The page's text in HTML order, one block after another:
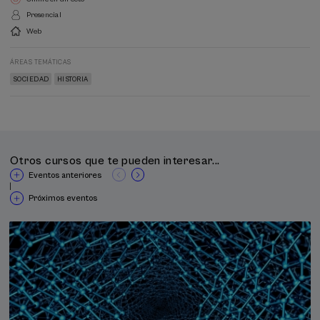
Presencial
Web
ÁREAS TEMÁTICAS
SOCIEDAD HISTORIA
Otros cursos que te pueden interesar...
Eventos anteriores
Próximos eventos